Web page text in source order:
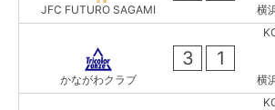
JFC FUTURO SAGAMI
横
かながわクラブ
3 1
横